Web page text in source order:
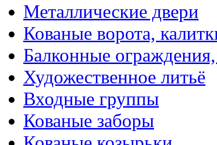
Металлические двери
Кованые ворота,
Балконные
Художественное литьё
Входные группы
Кованые заборы